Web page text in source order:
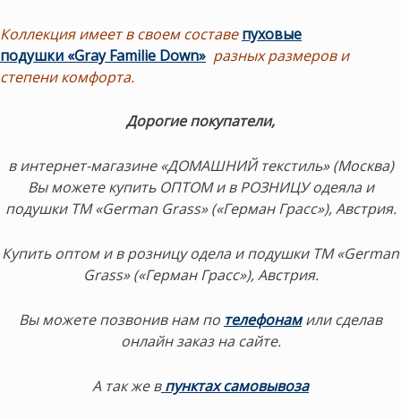
Коллекция имеет в своем составе пуховые
подушки «Gray Familie Down» разных размеров и
степени комфорта.
Дорогие покупатели,
в интернет-магазине «ДОМАШНИЙ текстиль» (Москва)
Вы можете купить ОПТОМ и в РОЗНИЦУ одеяла и
подушки ТМ «German Grass» («Герман Грасс»), Австрия.
Купить оптом и в розницу одела и подушки ТМ «German
Grass» («Герман Грасс»), Австрия.
Вы можете позвонив нам по телефонамили сделав
онлайн заказ на сайте.
А так же в пунктах самовывоза